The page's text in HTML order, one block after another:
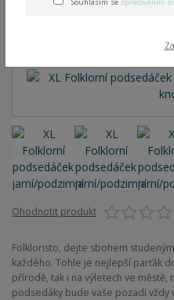
Ohodnotit produkt
Folkloristo, dejte sbohem
každého. Tohle je nejlepší parťák
přírodě, tak i na výletech ve městě,
podsedáky bude vaše pozadí vždy
Souhlasím se zpracováním